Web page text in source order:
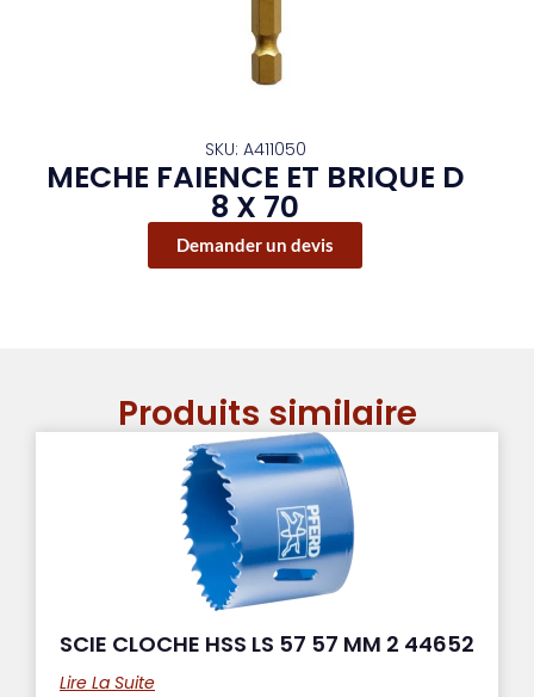
SKU: A411050
MECHE FAIENCE ET BRIQUE D
8 X 70
Demander un devis
Produits similaire
SCIE CLOCHE HSS LS 57 57 MM 2 44652
Lire La Suite